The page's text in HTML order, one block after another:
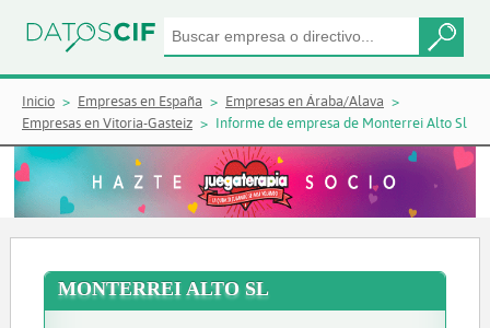
Inicio Empresas en España
Empresas en Áraba/Alava
Empresas en Vitoria-Gasteiz
Informe de empresa de Monterrei Alto Sl
MONTERREI ALTO SL